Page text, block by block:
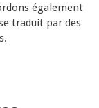
également
traduit par des